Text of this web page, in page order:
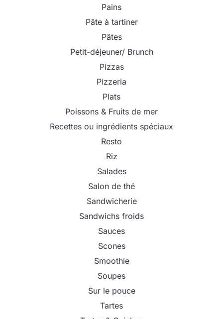
Pains
Pâte à tartiner
Pâtes
Petit-déjeuner/ Brunch
Pizzas
Pizzeria
Plats
Poissons & Fruits de mer
Recettes ou ingrédients spéciaux
Resto
Riz
Salades
Salon de thé
Sandwicherie
Sandwichs froids
Sauces
Scones
Smoothie
Soupes
Sur le pouce
Tartes